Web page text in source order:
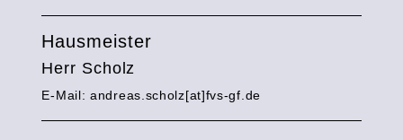
Hausmeister
Herr Scholz
E-Mail: andreas.scholz[at]fvs-gf.de